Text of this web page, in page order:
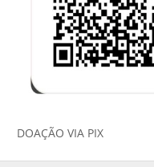
DOAÇÃO VIA PIX